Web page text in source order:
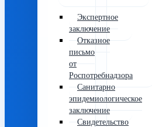
Экспертное
заключение
Отказное
письмо
от
Роспотребнадзора
Санитарно
эпидемиологическое
заключение
Свидетельство